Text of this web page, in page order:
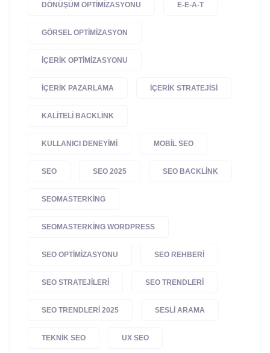
DÖNÜŞÜM OPTIMIZASYONU E-E-A-T
GÖRSEL OPTIMIZASYON
IÇERIK OPTIMIZASYONU
IÇERIK PAZARLAMA IÇERIK STRATEJISI
KALITELI BACKLINK
KULLANICI DENEYIMI MOBIL SEO
SEO SEO 2025 SEO BACKLINK
SEOMASTERKING
SEOMASTERKING WORDPRESS
SEO OPTIMIZASYONU SEO REHBERI
SEO STRATEJILERI SEO TRENDLERI
SEO TRENDLERI 2025 SESLI ARAMA
TEKNIK SEO UX SEO